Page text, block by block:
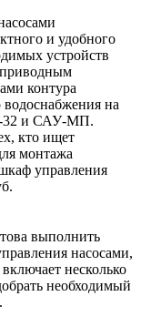
и удобного
устройств
контура
водоснабжения на
32 и САУ-МП.
кто ищет
монтажа
управления
выполнить
насосами,
несколько
необходимый